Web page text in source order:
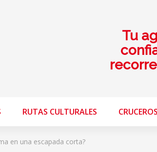
Tu
RUTAS CULTURALES CRUCEROS
en una escapada corta?